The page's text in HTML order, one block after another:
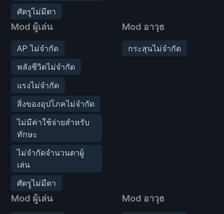
ศัตรูไม่มีตา
Mod ผู้เล่น
AP ไม่จำกัด
พลังชีวิตไม่จำกัด
แรงไม่จำกัด
สิ่งของอุปโภคไม่จำกัด
ไม่มีค่าใช้จ่ายสำหรับ
ทักษะ
ไม่จำกัดจำนวนตาผู้
เล่น
ศัตรูไม่มีตา
Mod อาวุธ
กระสุนไม่จำกัด
Mod ผู้เล่น Mod อาวุธ